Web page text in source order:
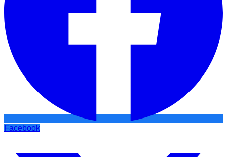
Facebook